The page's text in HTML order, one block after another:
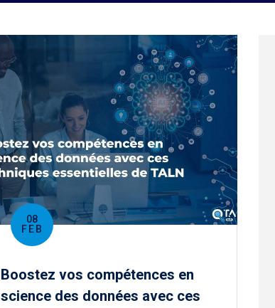
08
FEB
Boostez vos compétences en
science des données avec ces